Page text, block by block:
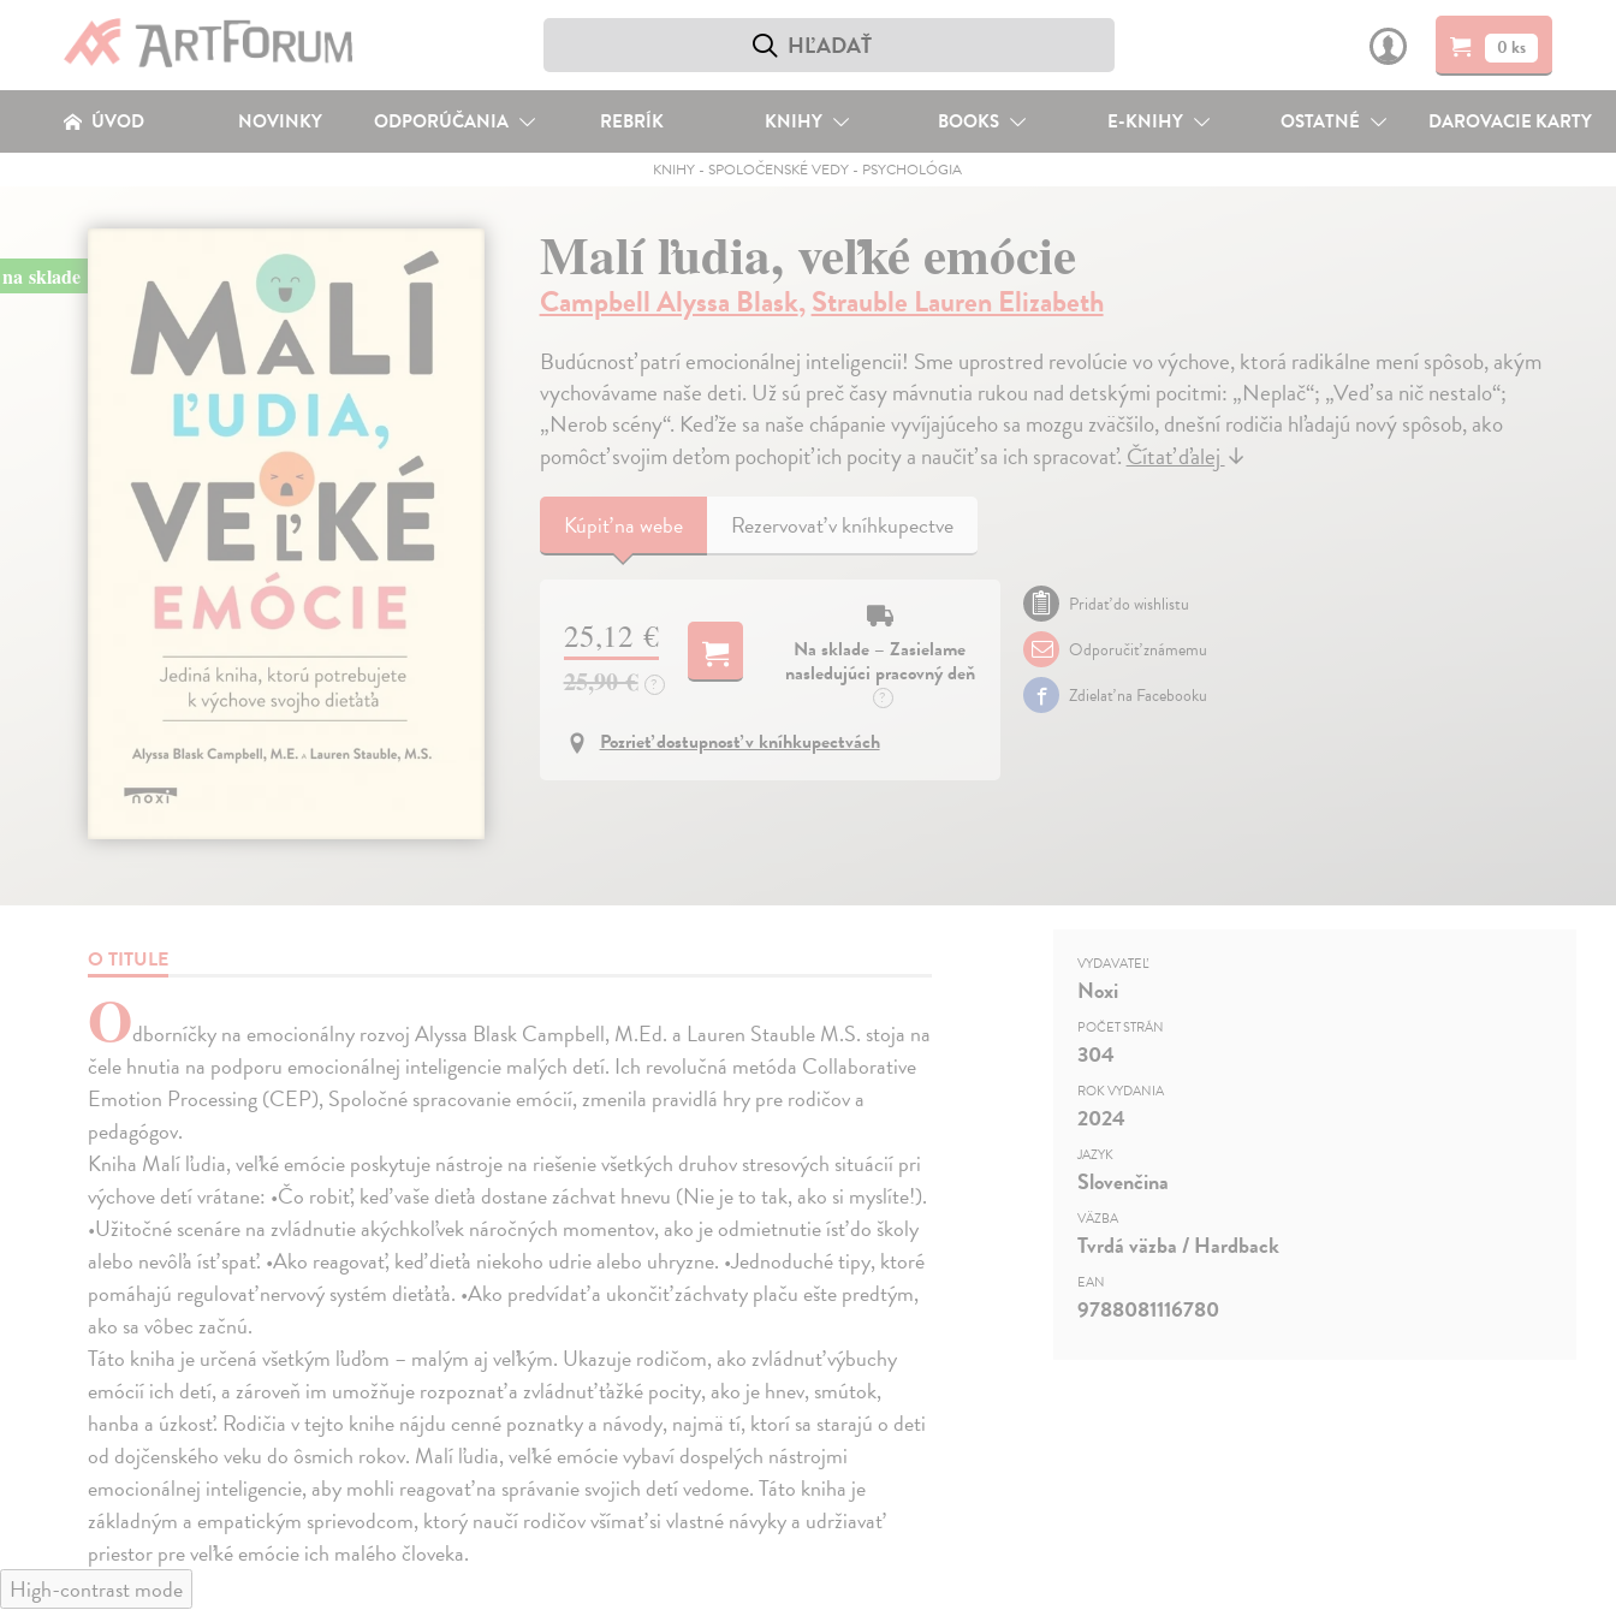
0 ks
ÚVOD NOVINKY ODPORÚČANIA REBRÍK KNIHY BOOKS E-KNIHY OSTATNÉ DAROVACIE KARTY
KNIHY - SPOLOČENSKÉ VEDY - PSYCHOLÓGIA
na sklade Malí ľudia, veľké emócie
Campbell Alyssa Blask,Strauble Lauren Elizabeth
Budúcnosť patrí emocionálnej inteligencii! Sme uprostred revolúcie vo výchove, ktorá radikálne mení spôsob, akým
vychovávame naše deti. Už sú preč časy mávnutia rukou nad detskými pocitmi: „Neplač“; „Veď sa nič nestalo“;
„Nerob scény“. Keďže sa naše chápanie vyvíjajúceho sa mozgu zväčšilo, dnešní rodičia hľadajú nový spôsob, ako
pomôcť svojim deťom pochopiť ich pocity a naučiť sa ich spracovať.Čítať ďalej↓
Kúpiťna webe Rezervovať v kníhkupectve
25,12 €
25,90 € ?
Na sklade – Zasielame
nasledujúci pracovný deň
?
Pozrieť dostupnosť v kníhkupectvách
Pridať do wishlistu
Odporučiť známemu
Zdielať na Facebooku
O TITULE
Odborníčky na emocionálny rozvoj Alyssa Blask Campbell, M.Ed. a Lauren Stauble M.S. stoja na
čele hnutia na podporu emocionálnej inteligencie malých detí. Ich revolučná metóda Collaborative
Emotion Processing (CEP), Spoločné spracovanie emócií, zmenila pravidlá hry pre rodičov a
pedagógov.
Kniha Malí ľudia, veľké emócie poskytuje nástroje na riešenie všetkých druhov stresových situácií pri
výchove detí vrátane: •Čo robiť, keď vaše dieťa dostane záchvat hnevu (Nie je to tak, ako si myslíte!).
•Užitočné scenáre na zvládnutie akýchkoľvek náročných momentov, ako je odmietnutie ísť do školy
alebo nevôľa ísť spať. •Ako reagovať, keď dieťa niekoho udrie alebo uhryzne. •Jednoduché tipy, ktoré
pomáhajú regulovať nervový systém dieťaťa. •Ako predvídať a ukončiť záchvaty plaču ešte predtým,
ako sa vôbec začnú.
Táto kniha je určená všetkým ľuďom – malým aj veľkým. Ukazuje rodičom, ako zvládnuť výbuchy
emócií ich detí, a zároveň im umožňuje rozpoznať a zvládnuť ťažké pocity, ako je hnev, smútok,
hanba a úzkosť. Rodičia v tejto knihe nájdu cenné poznatky a návody, najmä tí, ktorí sa starajú o deti
od dojčenského veku do ôsmich rokov. Malí ľudia, veľké emócie vybaví dospelých nástrojmi
emocionálnej inteligencie, aby mohli reagovať na správanie svojich detí vedome. Táto kniha je
základným a empatickým sprievodcom, ktorý naučí rodičov všímať si vlastné návyky a udržiavať
priestor pre veľké emócie ich malého človeka.
VYDAVATEĽ
Noxi
POČET STRÁN
304
ROK VYDANIA
2024
JAZYK
Slovenčina
VÄZBA
Tvrdá väzba / Hardback
EAN
9788081116780
High-contrast mode